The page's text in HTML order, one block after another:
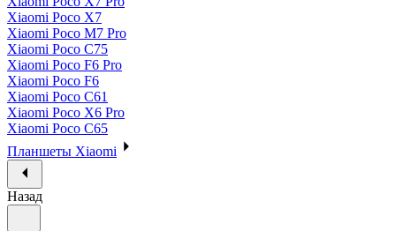
Xiaomi Poco X7
Xiaomi Poco M7 Pro
Xiaomi Poco C75
Xiaomi Poco F6 Pro
Xiaomi Poco F6
Xiaomi Poco C61
Xiaomi Poco X6 Pro
Xiaomi Poco C65
Планшеты Xiaomi
Назад